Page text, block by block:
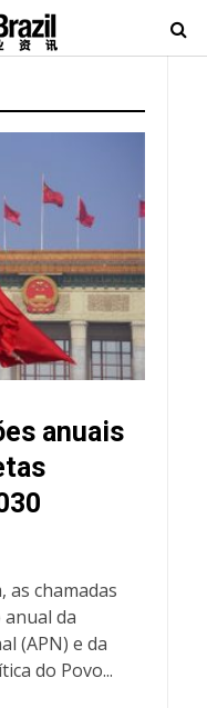
anuais
as chamadas
anual da
(APN) e da
do Povo...